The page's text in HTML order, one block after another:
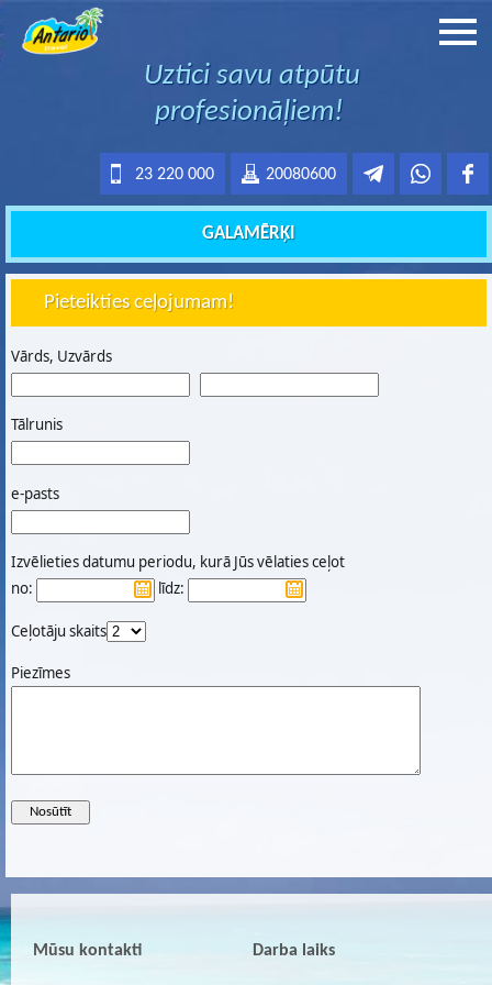
Uztici savu atpūtu
profesionāļiem!
20080600
23 220 000
GALAMĒRĶI
Pieteikties ceļojumam!
Vārds, Uzvārds
Tālrunis
e-pasts
Izvēlieties datumu periodu, kurā Jūs vēlaties ceļot
no:
līdz:
Ceļotāju skaits
Piezīmes
Mūsu kontakti Darba laiks